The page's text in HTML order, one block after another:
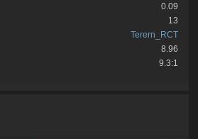
0.09
13
Terern_RCT
8.96
9.3:1